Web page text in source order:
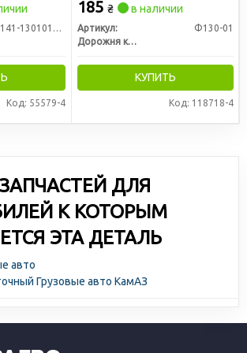
2141-1301012-10
Код: 55579-4
корпус) (ДК)
185 ₴ в наличии
Артикул:
Ф130-01
Дорожня карта
КУПИТЬ
Код: 118718-4
ДЛЯ
К КОТОРЫМ
ЭТА ДЕТАЛЬ
авто
Грузовые авто КамАЗ